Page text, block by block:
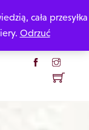
cała przesyłka
Odrzuć